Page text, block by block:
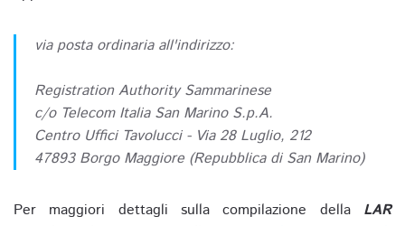
via posta ordinaria all'indirizzo:
Registration Authority Sammarinese
c/o Telecom Italia San Marino S.p.A.
Centro Uffici Tavolucci - Via 28 Luglio, 212
47893 Borgo Maggiore (Repubblica di San Marino)
Per maggiori dettagli sulla compilazione della LAR